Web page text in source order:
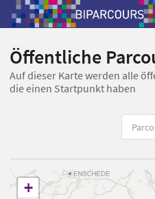
Öffentliche
Auf dieser Karte werden alle
die einen Startpunkt haben
+